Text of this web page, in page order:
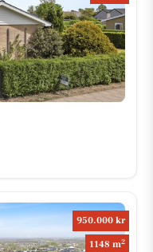
950.000 kr
1148 m2